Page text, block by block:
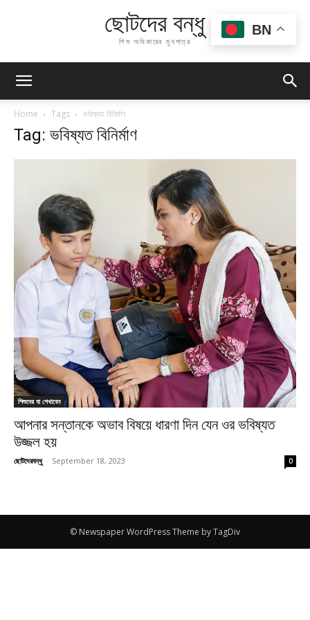
ছোটদের বন্ধু
শিশু অধিকারের মুখপাত্র
Home Tags ভবিষ্যত বিনির্মাণ
Tag: ভবিষ্যত বিনির্মাণ
শিশুদের যা শেখাবেন
আপনার সন্তানকে অভাব বিষয়ে ধারণা দিন যেন ওর ভবিষ্যত
উজ্জল হয়
ছোটদেরবন্ধু - September 18, 2023 0
© Newspaper WordPress Theme by TagDiv
BN